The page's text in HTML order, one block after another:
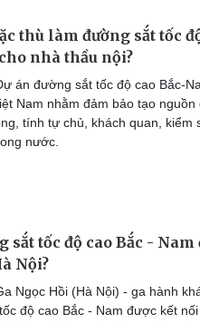
thù làm đường sắt tốc
nhà thầu nội?
án đường sắt tốc độ cao Bắc-
Nam nhằm đảm bảo tạo
tính tự chủ, khách quan, kiểm
nước.
sắt tốc độ cao Bắc -
Nội?
Ngọc Hồi (Hà Nội) - ga hành
độ cao Bắc - Nam được kết